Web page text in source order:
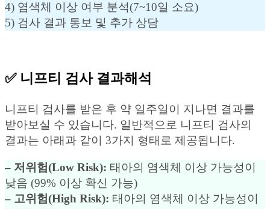
4) 염색체 이상 여부 분석(7~10일 소요)
5) 검사 결과 통보 및 추가 상담
✅ 니프티 검사 결과해석
니프티 검사를 받은 후 약 일주일이 지나면 결과를
받아보실 수 있습니다. 일반적으로 니프티 검사의
결과는 아래과 같이 3가지 형태로 제공됩니다.
– 저위험(Low Risk): 태아의 염색체 이상 가능성이
낮음 (99% 이상 확신 가능)
– 고위험(High Risk): 태아의 염색체 이상 가능성이